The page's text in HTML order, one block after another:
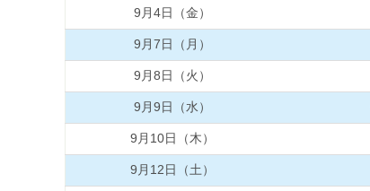
9月4日（金）
9月7日（月）
9月8日（火）
9月9日（水）
9月10日（木）
9月12日（土）